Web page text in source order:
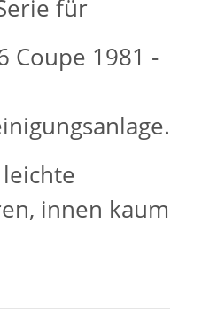
für
Coupe 1981 -
innen kaum